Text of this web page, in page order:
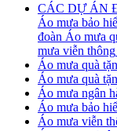
CÁC DỰ ÁN
Áo mưa bảo
đoàn Áo mưa
mưa viễn thông
Áo mưa quà
Áo mưa quà
Áo mưa ngân
Áo mưa bảo
Áo mưa viễn